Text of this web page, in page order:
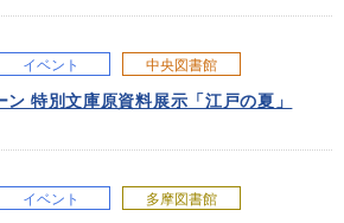
イベント 中央図書館
特別文庫原資料展示「江戸の夏」
イベント 多摩図書館